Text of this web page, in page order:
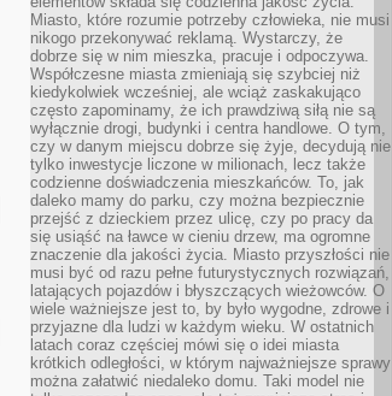
Miasto, które rozumie potrzeby człowieka, nie musi
nikogo przekonywać reklamą. Wystarczy, że
dobrze się w nim mieszka, pracuje i odpoczywa.
Współczesne miasta zmieniają się szybciej niż
kiedykolwiek wcześniej, ale wciąż zaskakująco
często zapominamy, że ich prawdziwą siłą nie są
wyłącznie drogi, budynki i centra handlowe. O tym,
czy w danym miejscu dobrze się żyje, decydują nie
tylko inwestycje liczone w milionach, lecz także
codzienne doświadczenia mieszkańców. To, jak
daleko mamy do parku, czy można bezpiecznie
przejść z dzieckiem przez ulicę, czy po pracy da
się usiąść na ławce w cieniu drzew, ma ogromne
znaczenie dla jakości życia. Miasto przyszłości nie
musi być od razu pełne futurystycznych rozwiązań,
latających pojazdów i błyszczących wieżowców. O
wiele ważniejsze jest to, by było wygodne, zdrowe i
przyjazne dla ludzi w każdym wieku. W ostatnich
latach coraz częściej mówi się o idei miasta
krótkich odległości, w którym najważniejsze sprawy
można załatwić niedaleko domu. Taki model nie